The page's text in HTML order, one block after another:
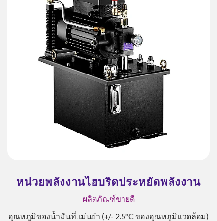
หน่วยพลังงานไฮบริดประหยัดพลังงาน
ผลิตภัณฑ์ขายดี
อุณหภูมิของน้ำมันที่แม่นยำ (+/- 2.5°C ของอุณหภูมิแวดล้อม)